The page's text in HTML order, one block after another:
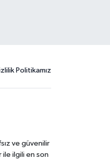
Politikamız
ve güvenilir
ile ilgili en son